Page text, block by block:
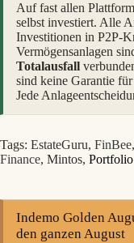
Auf fast allen
selbst investiert. Alle
Investitionen in P2P-
Vermögensanlagen
Totalausfall
sind keine Garantie
Jede
Tags: EstateGuru, FinBee,
Finance, Mintos,
Indemo Golden
den ganzen August